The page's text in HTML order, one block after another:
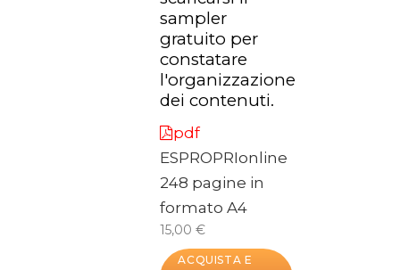
sampler
gratuito per
constatare
l'organizzazione
dei contenuti.
pdf
ESPROPRIonline
248 pagine in
formato A4
15,00 €
ACQUISTA E